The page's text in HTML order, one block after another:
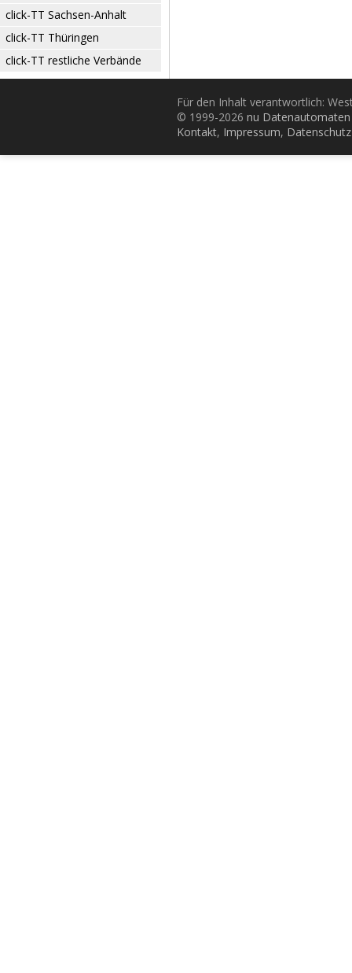
click-TT Sachsen-Anhalt
click-TT Thüringen
click-TT restliche Verbände
Für den Inhalt verantwortlich:
© 1999-2026 nu
Kontakt, Impressum, Datenschutz